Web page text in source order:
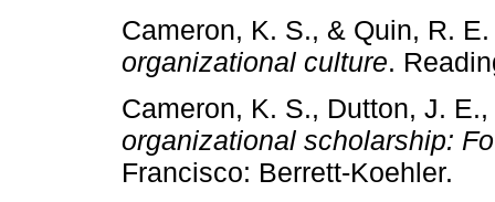
Cameron, K. S., & Quin, R.
organizational culture.
Cameron, K. S., Dutton, J.
organizational scholarship:
Francisco: Berrett-Koehler.